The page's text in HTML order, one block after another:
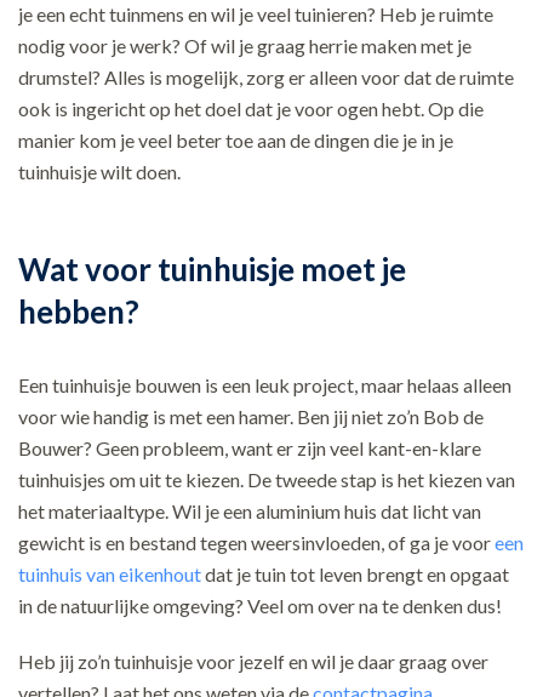
je een echt tuinmens en wil je veel tuinieren? Heb je ruimte
nodig voor je werk? Of wil je graag herrie maken met je
drumstel? Alles is mogelijk, zorg er alleen voor dat de ruimte
ook is ingericht op het doel dat je voor ogen hebt. Op die
manier kom je veel beter toe aan de dingen die je in je
tuinhuisje wilt doen.
Wat voor tuinhuisje moet je
hebben?
Een tuinhuisje bouwen is een leuk project, maar helaas alleen
voor wie handig is met een hamer. Ben jij niet zo’n Bob de
Bouwer? Geen probleem, want er zijn veel kant-en-klare
tuinhuisjes om uit te kiezen. De tweede stap is het kiezen van
het materiaaltype. Wil je een aluminium huis dat licht van
gewicht is en bestand tegen weersinvloeden, of ga je vooreen
tuinhuis van eikenhoutdat je tuin tot leven brengt en opgaat
in de natuurlijke omgeving? Veel om over na te denken dus!
Heb jij zo’n tuinhuisje voor jezelf en wil je daar graag over
vertellen? Laat het ons weten via decontactpagina